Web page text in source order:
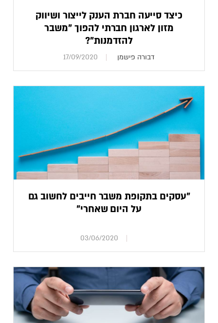
כיצד סייעה חברת הענק לייצור ושיווק
מזון לארגון חברתי להפוך "משבר
להזדמנות"?
דבורה פישמן 17/09/2020
"עסקים בתקופת משבר חייבים לחשוב גם
על היום שאחרי"
03/06/2020